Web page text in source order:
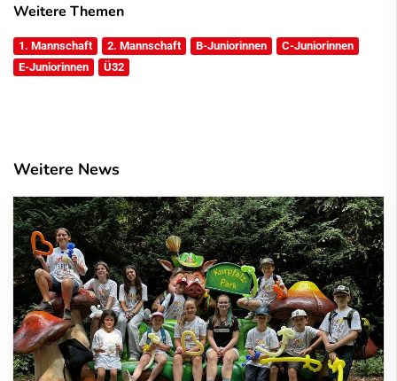
Weitere Themen
1. Mannschaft 2. Mannschaft B-Juniorinnen
C-Juniorinnen
E-Juniorinnen
Ü32
Weitere News